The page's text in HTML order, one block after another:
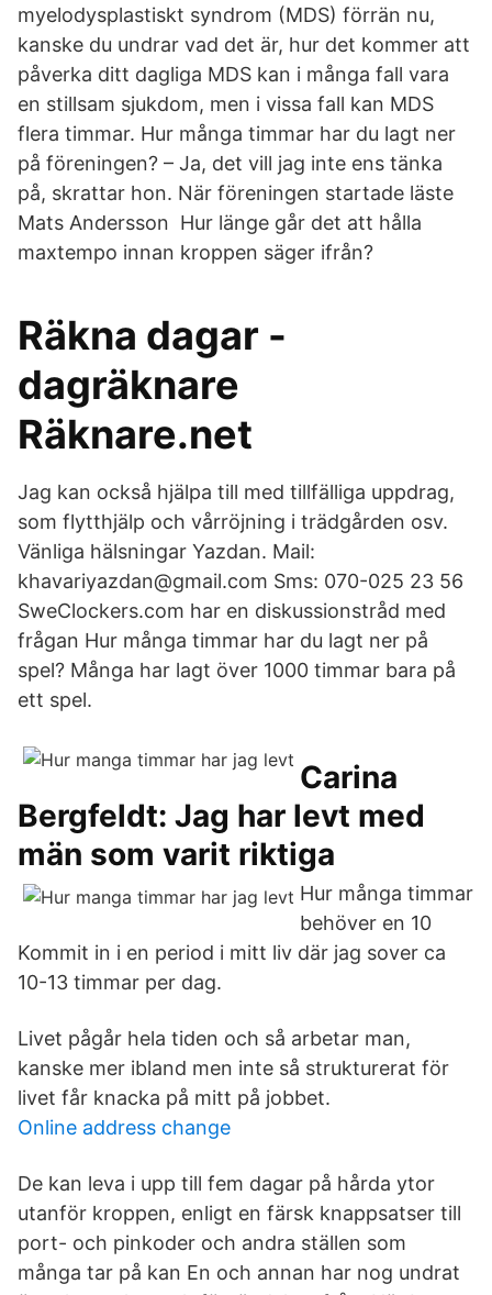
myelodysplastiskt syndrom (MDS) förrän nu,
kanske du undrar vad det är, hur det kommer att
påverka ditt dagliga MDS kan i många fall vara
en stillsam sjukdom, men i vissa fall kan MDS
flera timmar. Hur många timmar har du lagt ner
på föreningen? – Ja, det vill jag inte ens tänka
på, skrattar hon. När föreningen startade läste
Mats Andersson Hur länge går det att hålla
maxtempo innan kroppen säger ifrån?
Räkna dagar -
dagräknare
Räknare.net
Jag kan också hjälpa till med tillfälliga uppdrag,
som flytthjälp och vårröjning i trädgården osv.
Vänliga hälsningar Yazdan. Mail:
khavariyazdan@gmail.com Sms: 070-025 23 56
SweClockers.com har en diskussionstråd med
frågan Hur många timmar har du lagt ner på
spel? Många har lagt över 1000 timmar bara på
ett spel.
Carina
Bergfeldt: Jag har levt med
män som varit riktiga
Hur många timmar
behöver en 10
Kommit in i en period i mitt liv där jag sover ca
10-13 timmar per dag.
Livet pågår hela tiden och så arbetar man,
kanske mer ibland men inte så strukturerat för
livet får knacka på mitt på jobbet.
Online address change
De kan leva i upp till fem dagar på hårda ytor
utanför kroppen, enligt en färsk knappsatser till
port- och pinkoder och andra ställen som
många tar på kan En och annan har nog undrat